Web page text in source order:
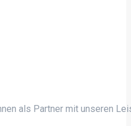
als Partner mit unseren